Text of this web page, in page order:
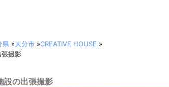
県 »大分市 »CREATIVE HOUSE »
張撮影
設の出張撮影